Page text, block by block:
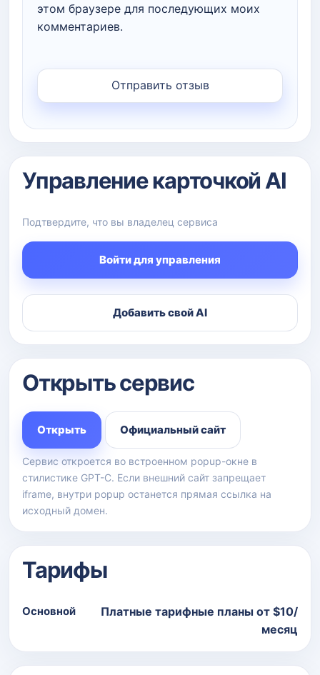
этом браузере для последующих моих
комментариев.
Управление карточкой AI
Подтвердите, что вы владелец сервиса
Войти для управления
Добавить свой AI
Открыть сервис
Открыть Официальный сайт
Сервис откроется во встроенном popup-окне в
стилистике GPT-C. Если внешний сайт запрещает
iframe, внутри popup останется прямая ссылка на
исходный домен.
Тарифы
Основной
Платные тарифные планы от $10/
месяц